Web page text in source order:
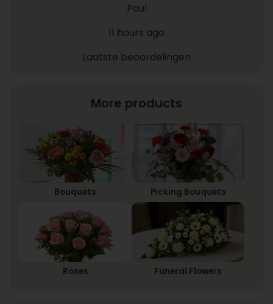
Paul
11 hours ago
Laatste beoordelingen
More products
Bouquets Picking Bouquets
Roses Funeral Flowers